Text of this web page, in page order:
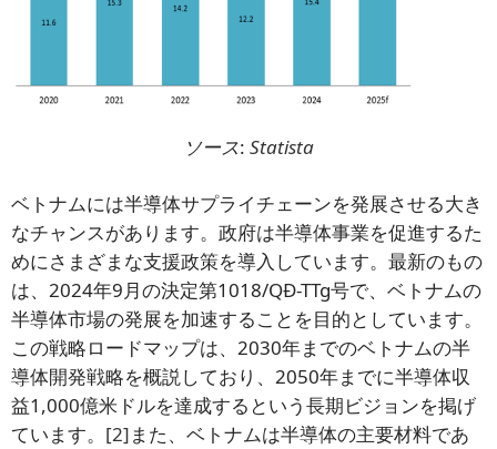
ソース: Statista
ベトナムには半導体サプライチェーンを発展させる大き
なチャンスがあります。政府は半導体事業を促進するた
めにさまざまな支援政策を導入しています。最新のもの
は、2024年9月の決定第1018/QĐ-TTg号で、ベトナムの
半導体市場の発展を加速することを目的としています。
この戦略ロードマップは、2030年までのベトナムの半
導体開発戦略を概説しており、2050年までに半導体収
益1,000億米ドルを達成するという長期ビジョンを掲げ
ています。 [2]また、ベトナムは半導体の主要材料であ